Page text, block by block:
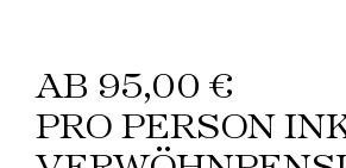
AB 95,00 €
PRO PERSON